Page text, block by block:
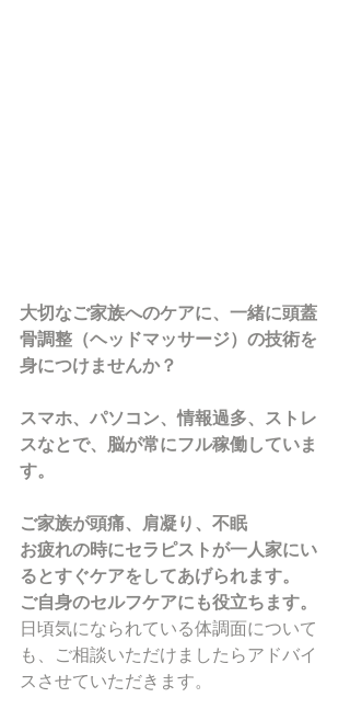
大切なご家族へのケアに、一緒に頭蓋
骨調整（ヘッドマッサージ）の技術を
身につけませんか？
スマホ、パソコン、情報過多、ストレ
スなとで、脳が常にフル稼働していま
す。
ご家族が頭痛、肩凝り、不眠
お疲れの時にセラピストが一人家にい
るとすぐケアをしてあげられます。
ご自身のセルフケアにも役立ちます。
日頃気になられている体調面について
も、ご相談いただけましたらアドバイ
スさせていただきます。